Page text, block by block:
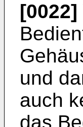
[0022]
und
auch
das